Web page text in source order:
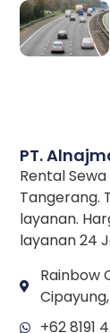
PT.
Rental
Tangerang.
layanan.
layanan 24
Rainbow
+62 8191